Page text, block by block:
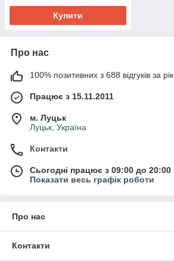
Купити
Про нас
100% позитивних з 688 відгуків за рік
Працює з 15.11.2011
м. Луцьк
Луцьк, Україна
Контакти
Сьогодні працює з 09:00 до 20:00
Показати весь графік роботи
Про нас
Контакти